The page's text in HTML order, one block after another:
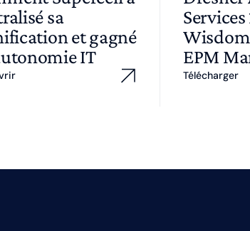
sa
et gagné
IT
EPM
Télécharger